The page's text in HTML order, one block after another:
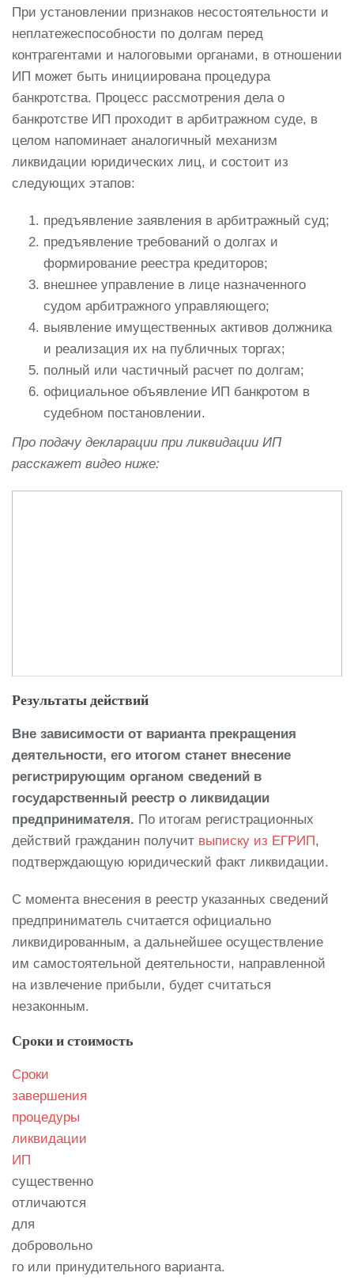
При установлении признаков несостоятельности и
неплатежеспособности по долгам перед
контрагентами и налоговыми органами, в отношении
ИП может быть инициирована процедура
банкротства. Процесс рассмотрения дела о
банкротстве ИП проходит в арбитражном суде, в
целом напоминает аналогичный механизм
ликвидации юридических лиц, и состоит из
следующих этапов:
предъявление заявления в арбитражный суд;
предъявление требований о долгах и
формирование реестра кредиторов;
внешнее управление в лице назначенного
судом арбитражного управляющего;
выявление имущественных активов должника
и реализация их на публичных торгах;
полный или частичный расчет по долгам;
официальное объявление ИП банкротом в
судебном постановлении.
Про подачу декларации при ликвидации ИП
расскажет видео ниже:
Результаты действий
Вне зависимости от варианта прекращения
деятельности, его итогом станет внесение
регистрирующим органом сведений в
государственный реестр о ликвидации
предпринимателя. По итогам регистрационных
действий гражданин получит выписку из ЕГРИП,
подтверждающую юридический факт ликвидации.
С момента внесения в реестр указанных сведений
предприниматель считается официально
ликвидированным, а дальнейшее осуществление
им самостоятельной деятельности, направленной
на извлечение прибыли, будет считаться
незаконным.
Сроки и стоимость
Сроки
завершения
процедуры
ликвидации
ИП
существенно
отличаются
для
добровольно
го или принудительного варианта.